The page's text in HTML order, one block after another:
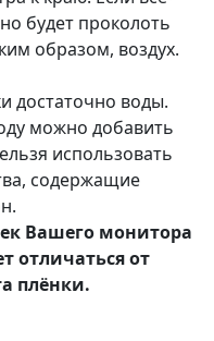
будет проколоть
образом, воздух.
достаточно воды.
можно добавить
использовать
содержащие
Вашего монитора
отличаться от
плёнки.